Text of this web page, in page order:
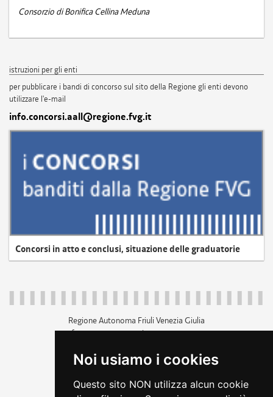
Noi usiamo i cookies
Questo sito NON utilizza alcun cookie
Consorzio di Bonifica Cellina Meduna
istruzioni per gli enti
per pubblicare i bandi di concorso sul sito della Regione gli enti devono
utilizzare l'e-mail
info.concorsi.aall@regione.fvg.it
Concorsi in atto e conclusi, situazione delle graduatorie
Regione Autonoma Friuli Venezia Giulia
c.f. 80014930327; p.iva 00526040324
+39 040 3771111